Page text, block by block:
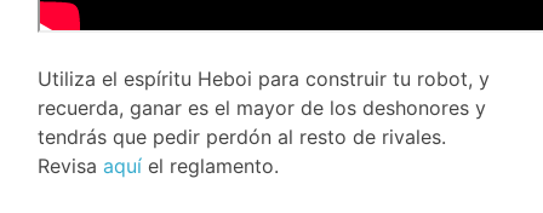
Utiliza el espíritu Heboi para construir tu robot, y
recuerda, ganar es el mayor de los deshonores y
tendrás que pedir perdón al resto de rivales.
Revisaaquí el reglamento.